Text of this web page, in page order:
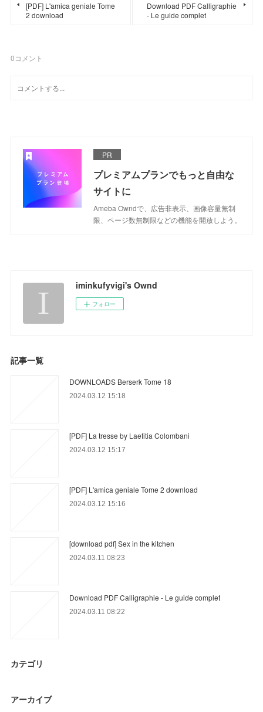
[PDF] L'amica geniale Tome
2 download
Download PDF Calligraphie
- Le guide complet
0コメント
PR
プレミアムプランでもっと自由な
サイトに
Ameba Owndで、広告非表示、画像容量無制
限、ページ数無制限などの機能を開放しよう。
iminkufyvigi's Ownd
フォロー
記事一覧
DOWNLOADS Berserk Tome 18
2024.03.12 15:18
[PDF] La tresse by Laetitia Colombani
2024.03.12 15:17
[PDF] L'amica geniale Tome 2 download
2024.03.12 15:16
[download pdf] Sex in the kitchen
2024.03.11 08:23
Download PDF Calligraphie - Le guide complet
2024.03.11 08:22
カテゴリ
アーカイブ